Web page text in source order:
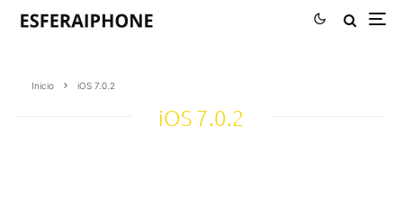
Inicio iOS 7.0.2
iOS 7.0.2